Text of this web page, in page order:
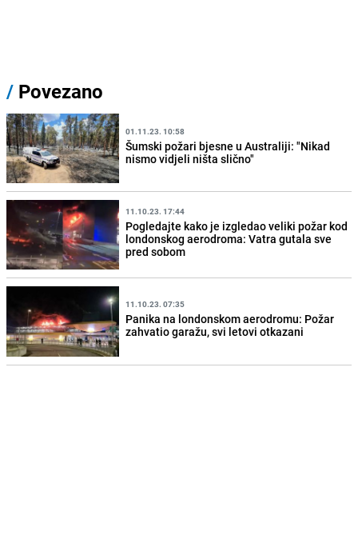
/ Povezano
01.11.23. 10:58
Šumski požari bjesne u Australiji: "Nikad
nismo vidjeli ništa slično"
11.10.23. 17:44
Pogledajte kako je izgledao veliki požar kod
londonskog aerodroma: Vatra gutala sve
pred sobom
11.10.23. 07:35
Panika na londonskom aerodromu: Požar
zahvatio garažu, svi letovi otkazani